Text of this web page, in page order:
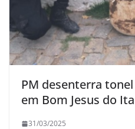
PM desenterra
em Bom Jesus do
31/03/2025